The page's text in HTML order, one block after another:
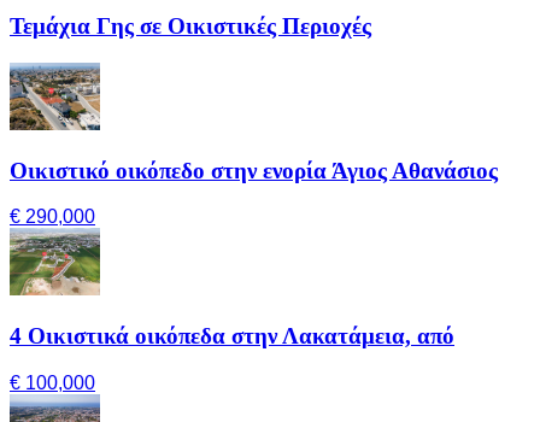
Τεμάχια Γης σε Οικιστικές Περιοχές
Οικιστικό οικόπεδο στην ενορία Άγιος Αθανάσιος
€ 290,000
4 Οικιστικά οικόπεδα στην Λακατάμεια, από
€ 100,000